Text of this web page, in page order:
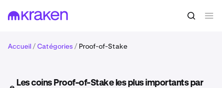
Accueil/Catégories/ Proof-of-Stake
Les coins Proof-of-Stake les plus importants par